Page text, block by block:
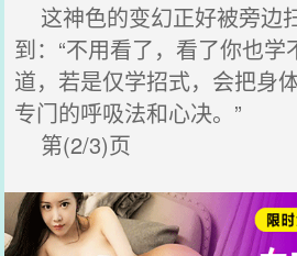
这神色的变幻正好被旁边
到：“不用看了，看了你也
道，若是仅学招式，会把身
专门的呼吸法和心决。”
第(2/3)页